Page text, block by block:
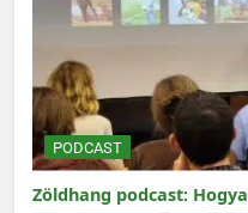
PODCAST
Zöldhang podcast: